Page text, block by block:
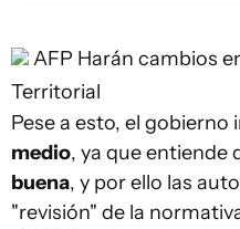
AFP Harán cambios
Territorial
Pese a esto, el gobierno
medio, ya que entiende
buena, y por ello las
"revisión" de la